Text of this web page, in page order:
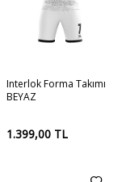
Interlok Forma Takımı
BEYAZ
1.399,00 TL